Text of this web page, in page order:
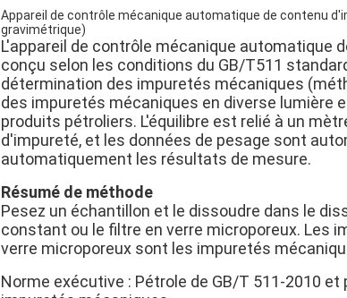
Appareil de contrôle mécanique automatique de contenu
gravimétrique)
L'appareil de contrôle mécanique automatique
conçu selon les conditions du GB/T511
détermination des impuretés mécaniques
des impuretés mécaniques en diverse lumière
produits pétroliers. L'équilibre est relié à un
d'impureté, et les données de pesage sont
automatiquement les résultats de mesure.
Résumé de méthode
Pesez un échantillon et le dissoudre dans le
constant ou le filtre en verre microporeux. Les
verre microporeux sont les impuretés
Norme exécutive : Pétrole de GB/T 511-2010